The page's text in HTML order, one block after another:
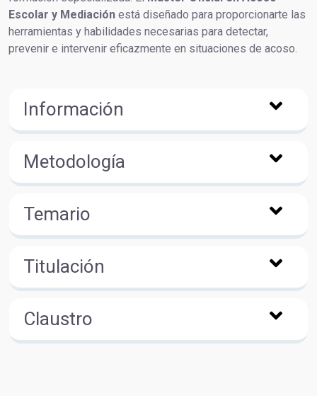
Escolar y Mediación está diseñado para proporcionarte las
herramientas y habilidades necesarias para detectar,
prevenir e intervenir eficazmente en situaciones de acoso.
Información
Metodología
Temario
Titulación
Claustro